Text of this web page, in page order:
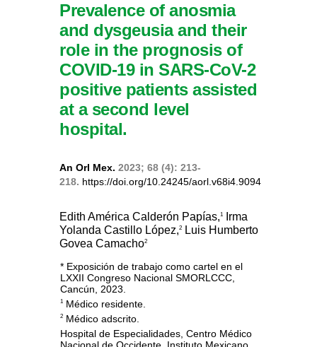
Prevalence of anosmia
and dysgeusia and their
role in the prognosis of
COVID-19 in SARS-CoV-2
positive patients assisted
at a second level
hospital.
An Orl Mex. 2023; 68 (4): 213-
218. https://doi.org/10.24245/aorl.v68i4.9094
Edith América Calderón Papías,1
Irma
Yolanda Castillo López,2
Luis Humberto
Govea Camacho2
* Exposición de trabajo como cartel en el
LXXII Congreso Nacional SMORLCCC,
Cancún, 2023.
1 Médico residente.
2 Médico adscrito.
Hospital de Especialidades, Centro Médico